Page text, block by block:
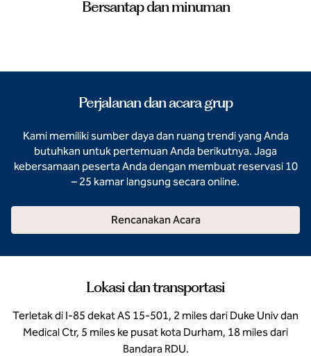
Bersantap dan minuman
Perjalanan dan acara grup
Kami memiliki sumber daya dan ruang trendi yang Anda
butuhkan untuk pertemuan Anda berikutnya. Jaga
kebersamaan peserta Anda dengan membuat reservasi 10
– 25 kamar langsung secara online.
Rencanakan Acara
Lokasi dan transportasi
Terletak di I-85 dekat AS 15-501, 2 miles dari Duke Univ dan
Medical Ctr, 5 miles ke pusat kota Durham, 18 miles dari
Bandara RDU.